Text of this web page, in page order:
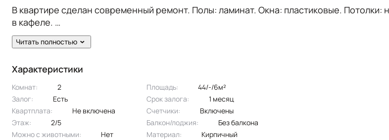
В квартире сделан современный ремонт. Полы: ламинат. Окна: пластиковые. Потолки:
в кафеле.
Жильцам предоставляется из мебели: кухонный гарнитур, диван, кровать, шкаф, cтол,
Эксклюзивное предложение!!
Читать полностью
Характеристики
Комнат: 2 Площадь:
44/-/6м²
Залог:
есть Срок залога:
1 месяц
Квартплата:
не включена Счетчики:
включены
Этаж:
2/5 Балкон/лоджия:
без балкона
Можно с животными:
нет Материал:
кирпичный